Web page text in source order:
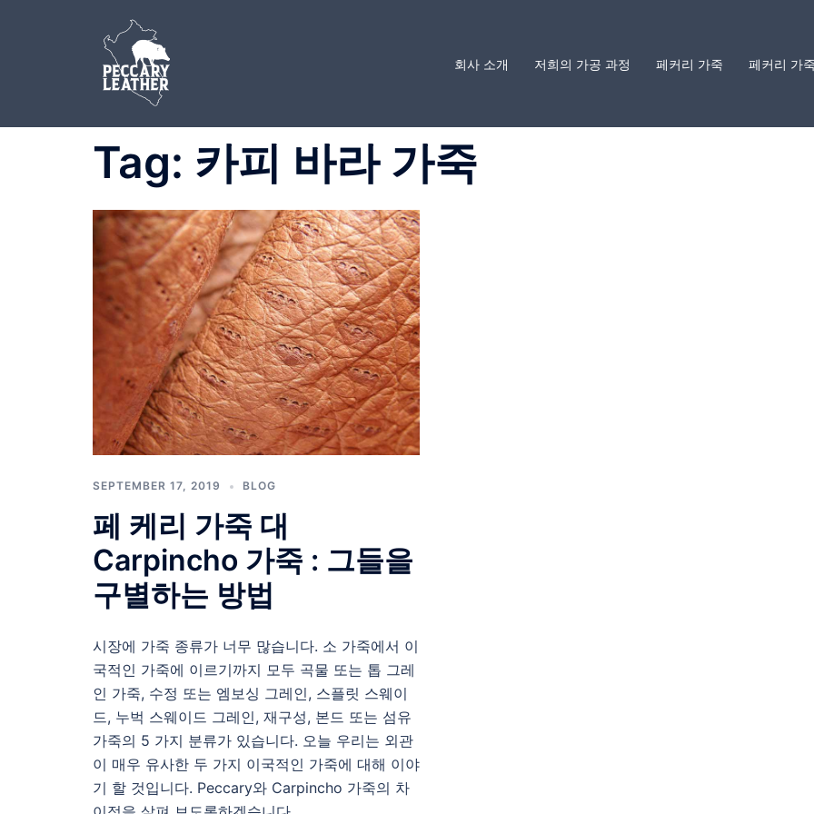
회사 소개 저희의 가공 과정 페커리 가죽 페커리 가
Tag: 카피 바라 가죽
SEPTEMBER 17, 2019 BLOG
페 케리 가죽 대
Carpincho 가죽 : 그들을
구별하는 방법
시장에 가죽 종류가 너무 많습니다. 소 가죽에서 이
국적인 가죽에 이르기까지 모두 곡물 또는 톱 그레
인 가죽, 수정 또는 엠보싱 그레인, 스플릿 스웨이
드, 누벅 스웨이드 그레인, 재구성, 본드 또는 섬유
가죽의 5 가지 분류가 있습니다. 오늘 우리는 외관
이 매우 유사한 두 가지 이국적인 가죽에 대해 이야
기 할 것입니다. Peccary와 Carpincho 가죽의 차